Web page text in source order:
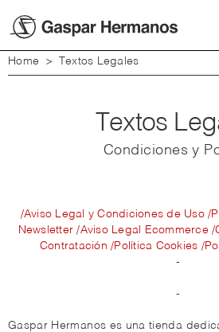
Home > Textos Legales
Textos
Condiciones y
/Aviso Legal y Condiciones de Uso /
Newsletter /Aviso Legal Ecommerce /
Contratación /Política Cookies /
-
-
Gaspar Hermanos es una tienda